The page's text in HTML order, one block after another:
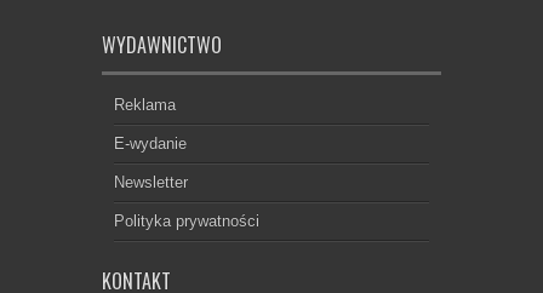
WYDAWNICTWO
Reklama
E-wydanie
Newsletter
Polityka prywatności
KONTAKT